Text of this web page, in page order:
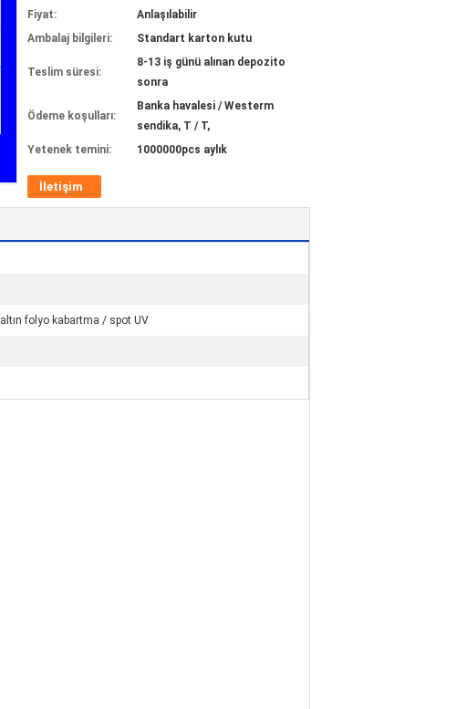
Fiyat:
Anlaşılabilir
Ambalaj bilgileri:
Standart karton kutu
Teslim süresi:
8-13 iş günü alınan depozito
sonra
Ödeme koşulları:
Banka havalesi / Westerm
sendika, T / T,
Yetenek temini:
1000000pcs aylık
İletişim
folyo kabartma / spot UV